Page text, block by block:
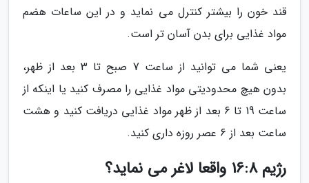
قند خون را بیشتر کنترل می نماید و در این ساعات هضم
مواد غذایی برای بدن آسان تر است.
یعنی شما می توانید از ساعت 7 صبح تا 3 بعد از ظهر،
بدون هیچ محدودیتی مواد غذایی را مصرف کنید یا اینکه از
ساعت 19 تا 6 بعد از ظهر مواد غذایی دریافت کنید و هشت
ساعت بعد از 6 عصر روزه داری کنید.
رژیم 16:8 واقعا لاغر می نماید؟